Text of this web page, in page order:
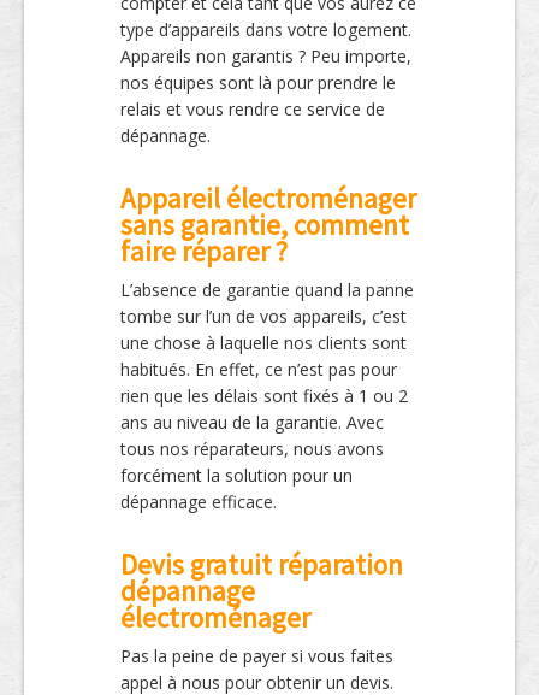
type d’appareils dans votre logement.
Appareils non garantis ? Peu importe,
nos équipes sont là pour prendre le
relais et vous rendre ce service de
dépannage.
Appareil électroménager
sans garantie, comment
faire réparer ?
L’absence de garantie quand la panne
tombe sur l’un de vos appareils, c’est
une chose à laquelle nos clients sont
habitués. En effet, ce n’est pas pour
rien que les délais sont fixés à 1 ou 2
ans au niveau de la garantie. Avec
tous nos réparateurs, nous avons
forcément la solution pour un
dépannage efficace.
Devis gratuit réparation
dépannage
électroménager
Pas la peine de payer si vous faites
appel à nous pour obtenir un devis.